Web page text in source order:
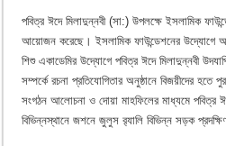
পবিত্র ঈদে মিলাদুন্নবী (সা:) উপলক্ষে ইসলামিক
আয়োজন করেছে। ইসলামিক ফাউন্ডেশনের উদ্যোগে
শিশু একাডেমির উদ্যোগে পবিত্র ঈদে মিলাদুন্নবী
সম্পর্কে রচনা প্রতিযোগিতার অনুষ্ঠানে বিজয়ীদের
সংগঠন আলোচনা ও দোয়া মাহফিলের মাধ্যমে পবিত্র
বিভিন্নস্থানে জশনে জুলুস র‌্যালি বিভিন্ন সড়ক